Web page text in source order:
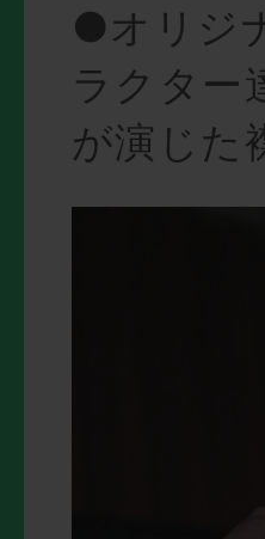
●オリジ
ラクター
が演じた